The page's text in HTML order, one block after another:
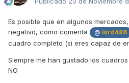
Es posible que en algunos
negativo, como comenta
@ lord486
cuadro completo (si eres capaz de
Siempre me han gustado los
NO